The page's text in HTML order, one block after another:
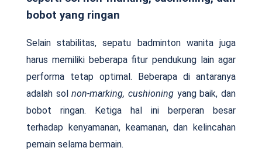
bobot yang ringan
Selain stabilitas, sepatu badminton wanita juga
harus memiliki beberapa fitur pendukung lain agar
performa tetap optimal. Beberapa di antaranya
adalah sol non-marking, cushioning yang baik, dan
bobot ringan. Ketiga hal ini berperan besar
terhadap kenyamanan, keamanan, dan kelincahan
pemain selama bermain.